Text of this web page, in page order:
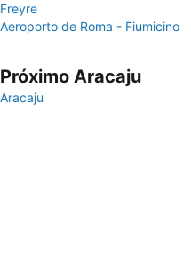
Freyre
Aeroporto de Roma - Fiumicino
Próximo Aracaju
Aracaju